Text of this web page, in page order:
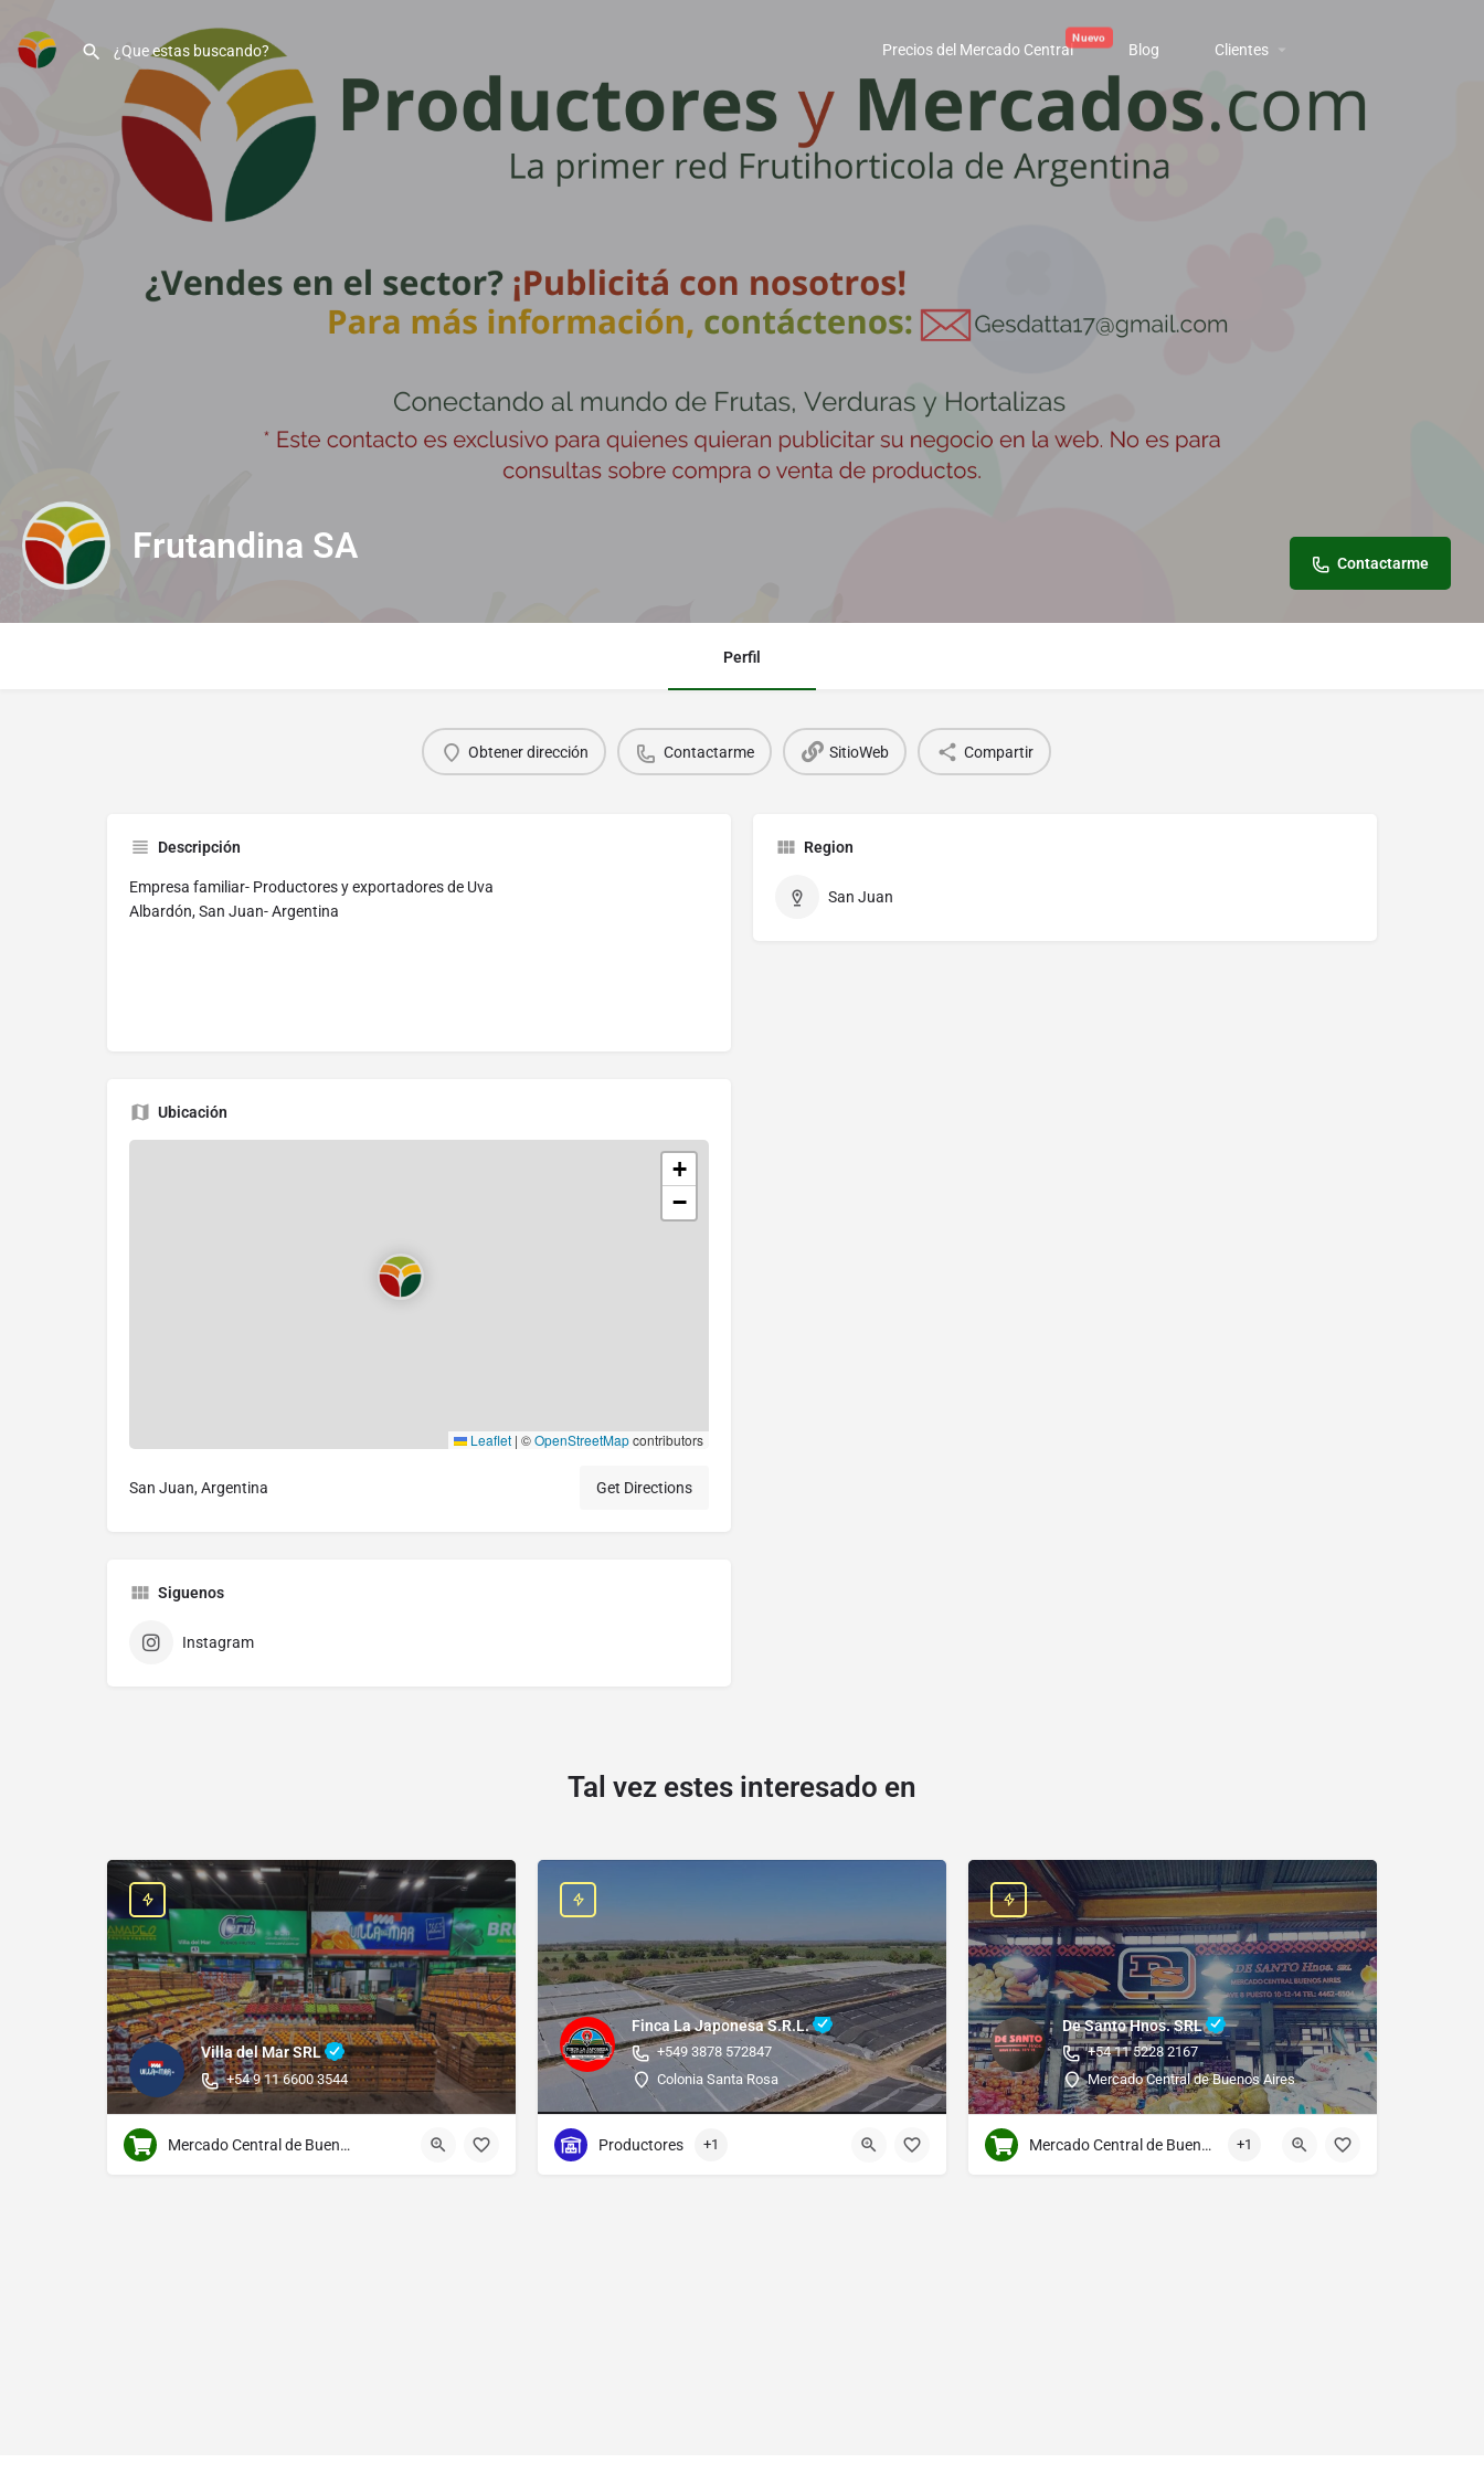
Precios del Mercado Central Blog Clientes
Frutandina SA Contactarme
Perfil
Obtener dirección Contactarme SitioWeb Compartir
Descripción
Empresa familiar- Productores y exportadores de Uva
Albardón, San Juan- Argentina
Ubicación
+
−
Leaflet | ©OpenStreetMapcontributors
San Juan, Argentina Get Directions
Siguenos
Instagram
Region
San Juan
Tal vez estes interesado en
Villa del Mar SRL
+54 9 11 6600 3544
Mercado Central de Buenos Aires
Finca La Japonesa S.R.L.
+549 3878 572847
Colonia Santa Rosa
Productores +1
De Santo Hnos. SRL
+54 11 5228 2167
Mercado Central de Buenos Aires
Mercado Central de Buenos Aires +1